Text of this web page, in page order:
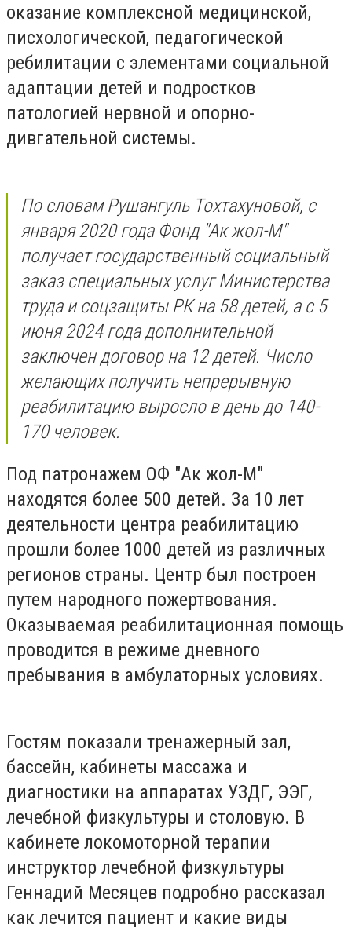
оказание комплексной медицинской,
писхологической, педагогической
ребилитации с элементами социальной
адаптации детей и подростков
патологией нервной и опорно-
дивгательной системы.
По словам Рушангуль Тохтахуновой, с
января 2020 года Фонд "Ак жол-М"
получает государственный социальный
заказ специальных услуг Министерства
труда и соцзащиты РК на 58 детей, а с 5
июня 2024 года дополнительной
заключен договор на 12 детей. Число
желающих получить непрерывную
реабилитацию выросло в день до 140-
170 человек.
Под патронажем ОФ "Ак жол-М"
находятся более 500 детей. За 10 лет
деятельности центра реабилитацию
прошли более 1000 детей из различных
регионов страны. Центр был построен
путем народного пожертвования.
Оказываемая реабилитационная помощь
проводится в режиме дневного
пребывания в амбулаторных условиях.
Гостям показали тренажерный зал,
бассейн, кабинеты массажа и
диагностики на аппаратах УЗДГ, ЭЭГ,
лечебной физкультуры и столовую. В
кабинете локомоторной терапии
инструктор лечебной физкультуры
Геннадий Месяцев подробно рассказал
как лечится пациент и какие виды